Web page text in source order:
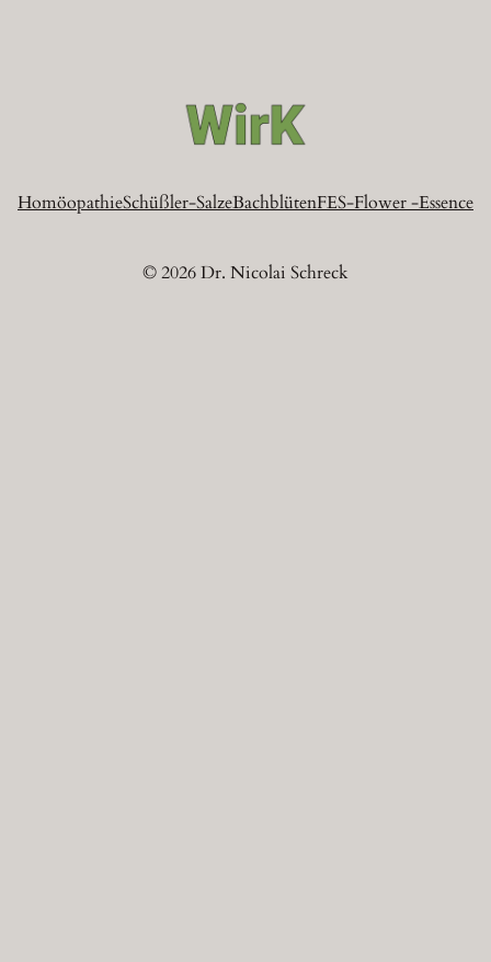
HomöopathieSchüßler-SalzeBachblütenFES-Flower -Essence
© 2026 Dr. Nicolai Schreck